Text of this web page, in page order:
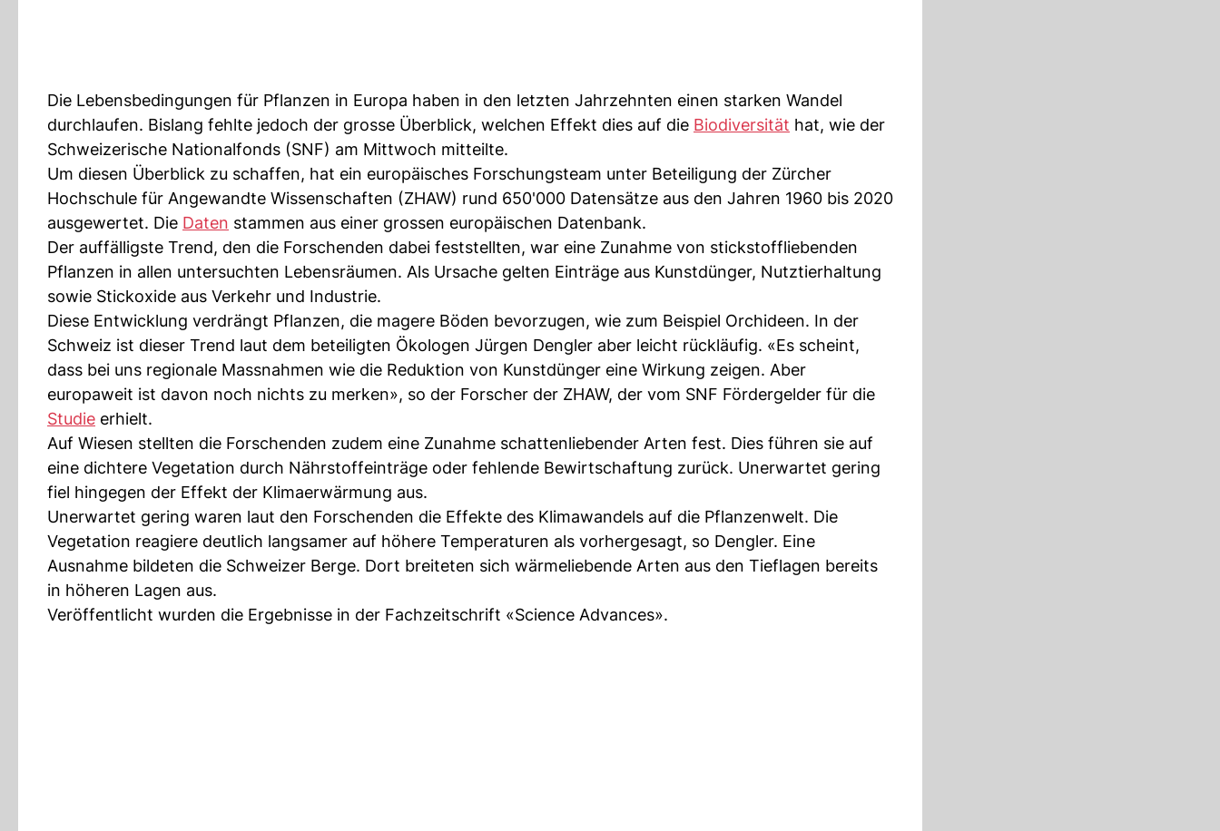
Die Lebensbedingungen für Pflanzen in Europa haben in den letzten Jahrzehnten einen starken Wandel
durchlaufen. Bislang fehlte jedoch der grosse Überblick, welchen Effekt dies auf die Biodiversität hat, wie der
Schweizerische Nationalfonds (SNF) am Mittwoch mitteilte.
Um diesen Überblick zu schaffen, hat ein europäisches Forschungsteam unter Beteiligung der Zürcher
Hochschule für Angewandte Wissenschaften (ZHAW) rund 650'000 Datensätze aus den Jahren 1960 bis 2020
ausgewertet. Die Daten stammen aus einer grossen europäischen Datenbank.
Der auffälligste Trend, den die Forschenden dabei feststellten, war eine Zunahme von stickstoffliebenden
Pflanzen in allen untersuchten Lebensräumen. Als Ursache gelten Einträge aus Kunstdünger, Nutztierhaltung
sowie Stickoxide aus Verkehr und Industrie.
Diese Entwicklung verdrängt Pflanzen, die magere Böden bevorzugen, wie zum Beispiel Orchideen. In der
Schweiz ist dieser Trend laut dem beteiligten Ökologen Jürgen Dengler aber leicht rückläufig. «Es scheint,
dass bei uns regionale Massnahmen wie die Reduktion von Kunstdünger eine Wirkung zeigen. Aber
europaweit ist davon noch nichts zu merken», so der Forscher der ZHAW, der vom SNF Fördergelder für die
Studie erhielt.
Auf Wiesen stellten die Forschenden zudem eine Zunahme schattenliebender Arten fest. Dies führen sie auf
eine dichtere Vegetation durch Nährstoffeinträge oder fehlende Bewirtschaftung zurück. Unerwartet gering
fiel hingegen der Effekt der Klimaerwärmung aus.
Unerwartet gering waren laut den Forschenden die Effekte des Klimawandels auf die Pflanzenwelt. Die
Vegetation reagiere deutlich langsamer auf höhere Temperaturen als vorhergesagt, so Dengler. Eine
Ausnahme bildeten die Schweizer Berge. Dort breiteten sich wärmeliebende Arten aus den Tieflagen bereits
in höheren Lagen aus.
Veröffentlicht wurden die Ergebnisse in der Fachzeitschrift «Science Advances».